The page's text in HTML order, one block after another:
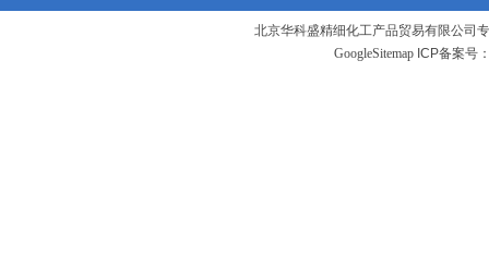
北京华科盛精细化工产品贸易有限公司
GoogleSitemap ICP备案号